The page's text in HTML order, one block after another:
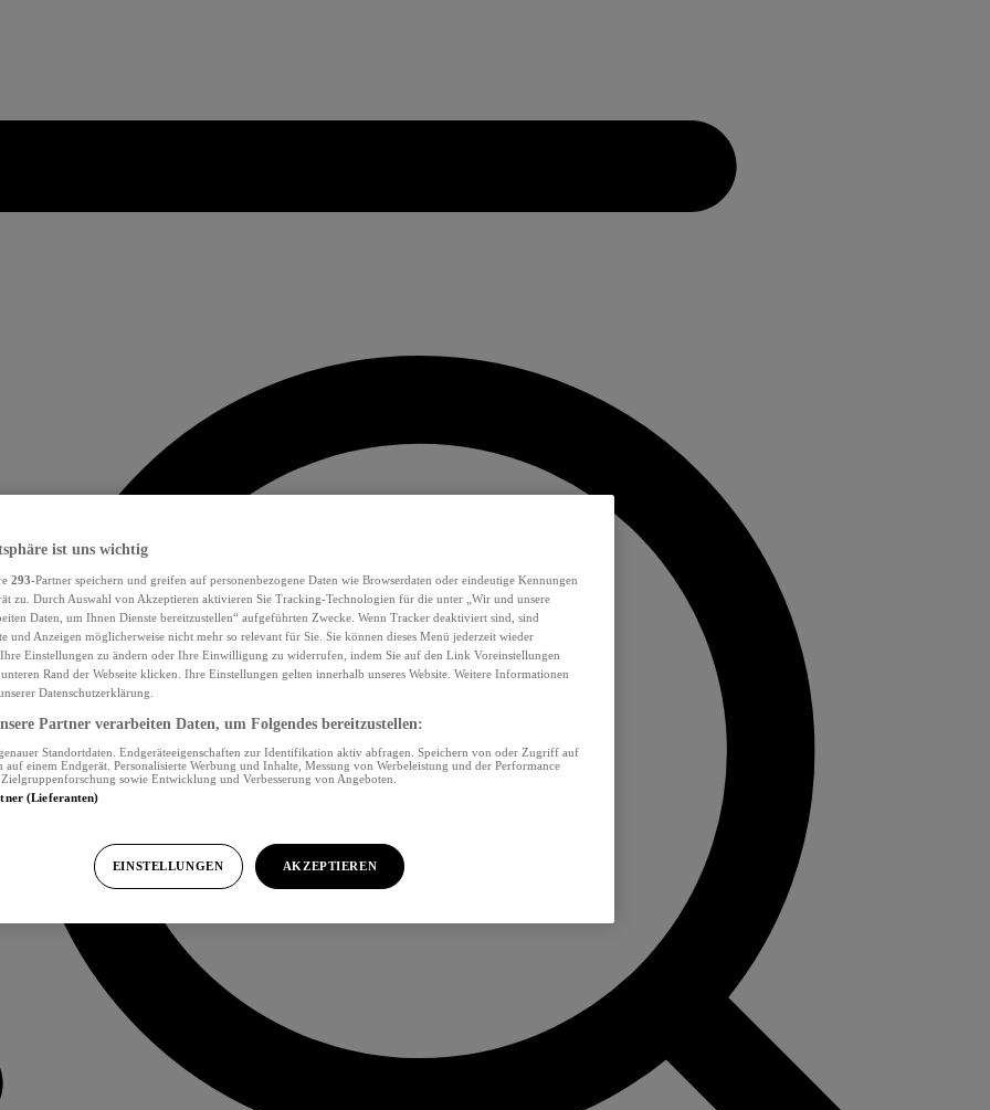
ist uns wichtig
293-Partner speichern und greifen auf personenbezogene Daten wie Browserdaten oder eindeutige Kennungen
zu. Durch Auswahl von Akzeptieren aktivieren Sie Tracking-Technologien für die unter „Wir und unsere
Daten, um Ihnen Dienste bereitzustellen“ aufgeführten Zwecke. Wenn Tracker deaktiviert sind, sind
und Anzeigen möglicherweise nicht mehr so relevant für Sie. Sie können dieses Menü jederzeit wieder
Einstellungen zu ändern oder Ihre Einwilligung zu widerrufen, indem Sie auf den Link Voreinstellungen
Rand der Webseite klicken. Ihre Einstellungen gelten innerhalb unseres Website. Weitere Informationen
Datenschutzerklärung.
Partner verarbeiten Daten, um Folgendes bereitzustellen:
Standortdaten. Endgeräteeigenschaften zur Identifikation aktiv abfragen. Speichern von oder Zugriff auf
einem Endgerät. Personalisierte Werbung und Inhalte, Messung von Werbeleistung und der Performance
sowie Entwicklung und Verbesserung von Angeboten.
(Lieferanten)
EINSTELLUNGEN AKZEPTIEREN